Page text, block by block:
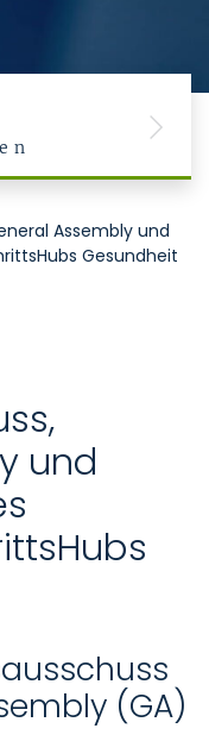
Next
Assembly und
Gesundheit
und
(GA)